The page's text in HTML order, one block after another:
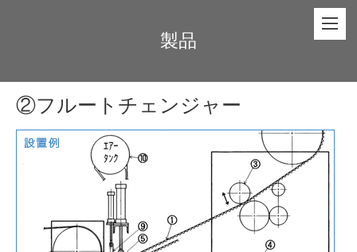
製品
②フルートチェンジャー